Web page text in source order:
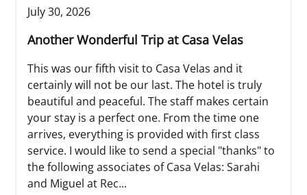
July 30, 2026
Another Wonderful Trip at Casa Velas
This was our fifth visit to Casa Velas and it
certainly will not be our last. The hotel is truly
beautiful and peaceful. The staff makes certain
your stay is a perfect one. From the time one
arrives, everything is provided with first class
service. I would like to send a special "thanks" to
the following associates of Casa Velas: Sarahi
and Miguel at Rec...